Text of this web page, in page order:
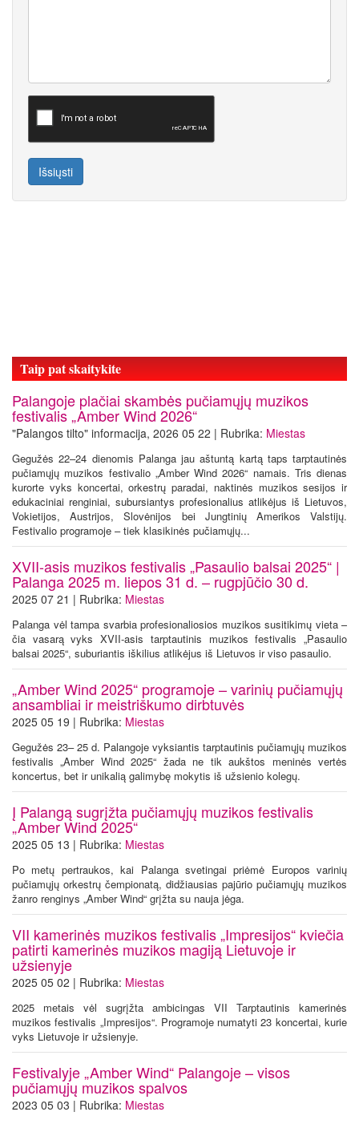
Išsiųsti
Taip pat skaitykite
Palangoje plačiai skambės pučiamųjų muzikos
festivalis „Amber Wind 2026“
"Palangos tilto" informacija, 2026 05 22 | Rubrika: Miestas
Gegužės 22–24 dienomis Palanga jau aštuntą kartą taps tarptautinės
pučiamųjų muzikos festivalio „Amber Wind 2026“ namais. Tris dienas
kurorte vyks koncertai, orkestrų paradai, naktinės muzikos sesijos ir
edukaciniai renginiai, subursiantys profesionalius atlikėjus iš Lietuvos,
Vokietijos, Austrijos, Slovėnijos bei Jungtinių Amerikos Valstijų.
Festivalio programoje – tiek klasikinės pučiamųjų...
XVII-asis muzikos festivalis „Pasaulio balsai 2025“ |
Palanga 2025 m. liepos 31 d. – rugpjūčio 30 d.
2025 07 21 | Rubrika: Miestas
Palanga vėl tampa svarbia profesionaliosios muzikos susitikimų vieta –
čia vasarą vyks XVII-asis tarptautinis muzikos festivalis „Pasaulio
balsai 2025“, suburiantis iškilius atlikėjus iš Lietuvos ir viso pasaulio.
„Amber Wind 2025“ programoje – varinių pučiamųjų
ansambliai ir meistriškumo dirbtuvės
2025 05 19 | Rubrika: Miestas
Gegužės 23– 25 d. Palangoje vyksiantis tarptautinis pučiamųjų muzikos
festivalis „Amber Wind 2025“ žada ne tik aukštos meninės vertės
koncertus, bet ir unikalią galimybę mokytis iš užsienio kolegų.
Į Palangą sugrįžta pučiamųjų muzikos festivalis
„Amber Wind 2025“
2025 05 13 | Rubrika: Miestas
Po metų pertraukos, kai Palanga svetingai priėmė Europos varinių
pučiamųjų orkestrų čempionatą, didžiausias pajūrio pučiamųjų muzikos
žanro renginys „Amber Wind“ grįžta su nauja jėga.
VII kamerinės muzikos festivalis „Impresijos“ kviečia
patirti kamerinės muzikos magiją Lietuvoje ir
užsienyje
2025 05 02 | Rubrika: Miestas
2025 metais vėl sugrįžta ambicingas VII Tarptautinis kamerinės
muzikos festivalis „Impresijos“. Programoje numatyti 23 koncertai, kurie
vyks Lietuvoje ir užsienyje.
Festivalyje „Amber Wind“ Palangoje – visos
pučiamųjų muzikos spalvos
2023 05 03 | Rubrika: Miestas